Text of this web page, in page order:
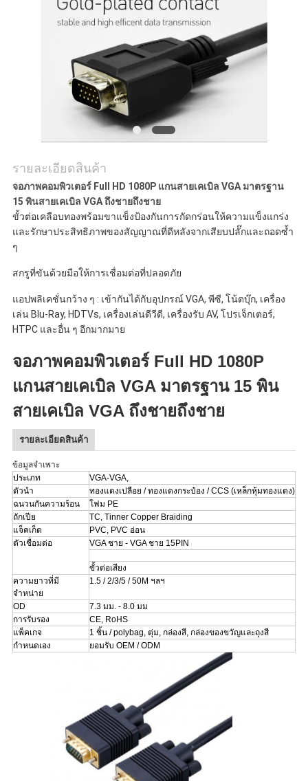
นโยบาย
รายละเอียดสินค้า
จอภาพคอมพิวเตอร์ Full HD 1080P แกนสายเคเบิล VGA มาตรฐาน
15 พินสายเคเบิล VGA ถึงชายถึงชาย
ขั้วต่อเคลือบทองพร้อมขาแข็งป้องกันการกัดกร่อนให้ความแข็งแกร่ง
และรักษาประสิทธิภาพของสัญญาณที่ดีหลังจากเสียบปลั๊กและถอดซ้ำ
ๆ
สกรูที่ขันด้วยมือให้การเชื่อมต่อที่ปลอดภัย
แอปพลิเคชั่นกว้าง ๆ : เข้ากันได้กับอุปกรณ์ VGA, พีซี, โน้ตบุ๊ก, เครื่อง
เล่น Blu-Ray, HDTVs, เครื่องเล่นดีวีดี, เครื่องรับ AV, โปรเจ็กเตอร์,
HTPC และอื่น ๆ อีกมากมาย
จอภาพคอมพิวเตอร์ Full HD 1080P
แกนสายเคเบิล VGA มาตรฐาน 15 พิน
สายเคเบิล VGA ถึงชายถึงชาย
รายละเอียดสินค้า
ข้อมูลจำเพาะ
ประเภท
VGA-VGA,
ตัวนำ
ทองแดงเปลือย / ทองแดงกระป๋อง / CCS (เหล็กหุ้มทองแดง)
ฉนวนกันความร้อน
โฟม PE
ถักเปีย
TC, Tinner Copper Braiding
แจ็คเก็ต
PVC, PVC อ่อน
ตัวเชื่อมต่อ
VGA ชาย - VGA ชาย 15PIN
ขั้วต่อเสียง
ความยาวที่มี
จำหน่าย
1.5 / 2/3/5 / 50M ฯลฯ
OD
7.3 มม. - 8.0 มม
การรับรอง
CE, RoHS
แพ็คเกจ
1 ชิ้น / polybag, ตุ่ม, กล่องสี, กล่องของขวัญและถุงสี
กำหนดเอง
ยอมรับ OEM / ODM